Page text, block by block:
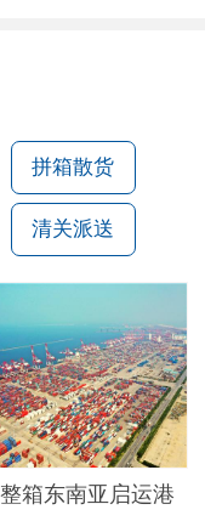
拼箱散货
清关派送
箱东南亚启运港